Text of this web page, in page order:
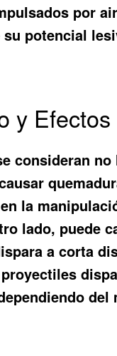
por
potencial
y
consideran
la
lado, puede
a corta